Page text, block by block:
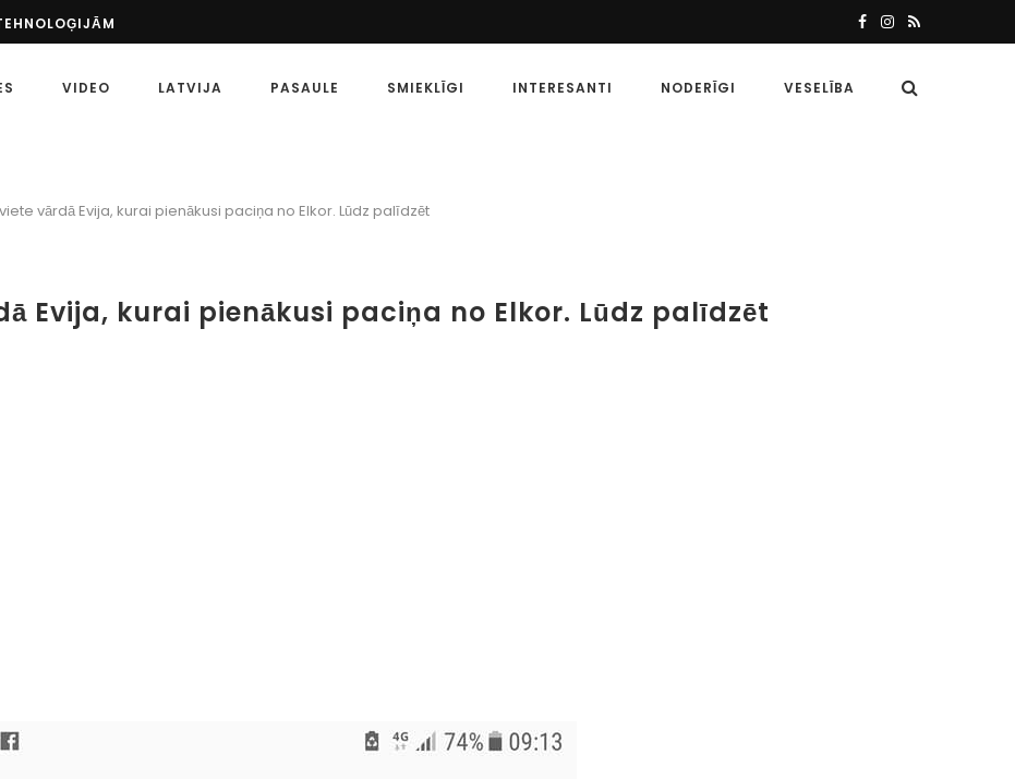
PASĀKUMS: UZZINIET VAIRĀK PAR SPORTU...
VEIDI
VIDEO LATVIJA PASAULE SMIEKLĪGI INTERESANTI NODERĪGI VESELĪBA
vārdā Evija, kurai pienākusi paciņa no Elkor. Lūdz palīdzēt
Evija, kurai pienākusi paciņa no Elkor. Lūdz palīdzēt